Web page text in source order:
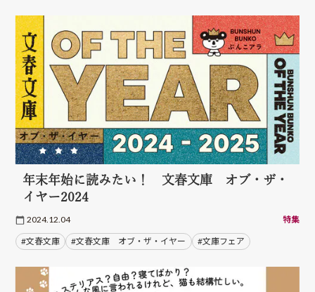
年末年始に読みたい！ 文春文庫 オブ・ザ・
イヤー2024
2024.12.04 特集
#文春文庫 #文春文庫 オブ・ザ・イヤー #文庫フェア